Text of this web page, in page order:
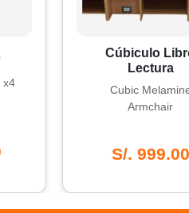
Cúbiculo Libro
Lectura
Cubic Melamine
Armchair
S/. 999.00